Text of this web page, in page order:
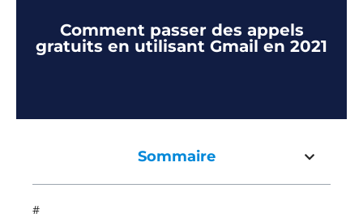
Comment passer des appels
gratuits en utilisant Gmail en 2021
Sommaire
#